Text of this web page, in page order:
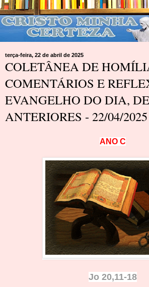
terça-feira, 22 de abril de 2025
COLETÂNEA DE
COMENTÁRIOS E
EVANGELHO DO DIA,
ANTERIORES - 22/04/2025
A NO C
Jo 20,11-18